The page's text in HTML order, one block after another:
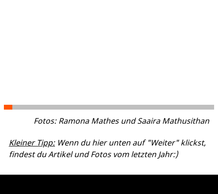
Fotos: Ramona Mathes und Saaira Mathusithan
Kleiner Tipp:Wenn du hier unten auf "Weiter" klickst,
findest du Artikel und Fotos vom letzten Jahr:)